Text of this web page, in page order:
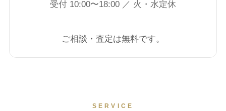
受付 10:00〜18:00 ／ 火・水定休
ご相談・査定は無料です。
SERVICE